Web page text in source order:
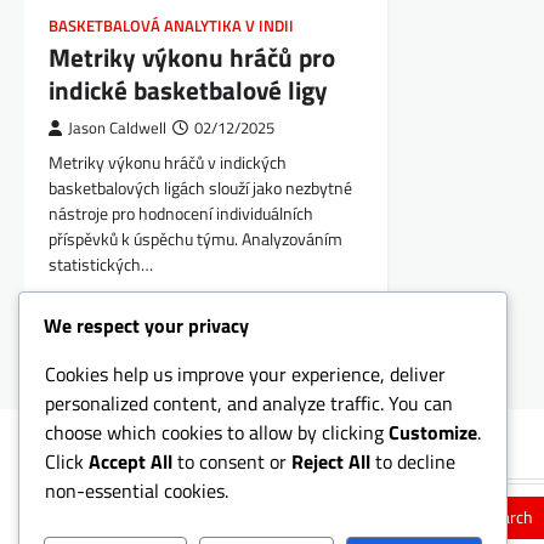
BASKETBALOVÁ ANALYTIKA V INDII
Metriky výkonu hráčů pro
indické basketbalové ligy
Jason Caldwell 02/12/2025
Metriky výkonu hráčů v indických
basketbalových ligách slouží jako nezbytné
nástroje pro hodnocení individuálních
příspěvků k úspěchu týmu. Analyzováním
statistických…
Posts
navigation
Older posts
Hledat
We respect your privacy
Cookies help us improve your experience, deliver
personalized content, and analyze traffic. You can
choose which cookies to allow by clickingCustomize.
ClickAccept Allto consent or Reject Allto decline
non-essential cookies.